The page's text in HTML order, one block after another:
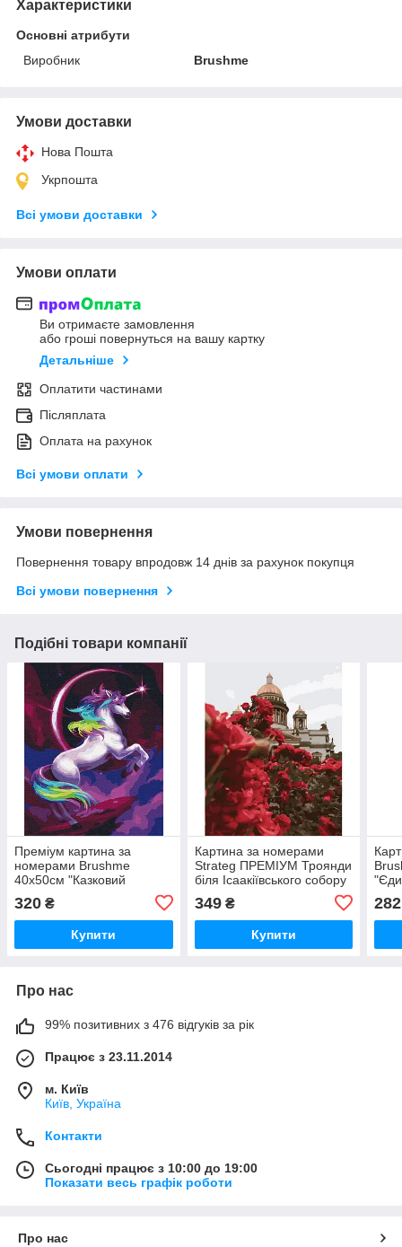
Характеристики
Основні атрибути
Виробник
Brushme
Умови доставки
Нова Пошта
Укрпошта
Всі умови доставки
Умови оплати
Ви отримаєте замовлення
або гроші повернуться на вашу картку
Детальніше
Оплатити частинами
Післяплата
Оплата на рахунок
Всі умови оплати
Умови повернення
Повернення товару впродовж 14 днів за рахунок покупця
Всі умови повернення
Подібні товари компанії
Преміум картина за
номерами Brushme
40x50см "Казковий
PBS36214
320 ₴
Купити
Картина за номерами
Strateg ПРЕМІУМ Троянди
біля Ісаакіївського собору
з лаком розміром 40х50
см (GS1241)
349₴
Купити
282
Про нас
99% позитивних з 476 відгуків за рік
Працює з 23.11.2014
м. Київ
Київ, Україна
Контакти
Сьогодні працює з 10:00 до 19:00
Показати весь графік роботи
Про нас